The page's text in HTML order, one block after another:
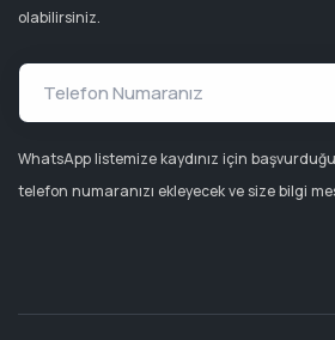
olabilirsiniz.
WhatsApp listemize kaydınız için
telefon numaranızı ekleyecek ve size bilgi